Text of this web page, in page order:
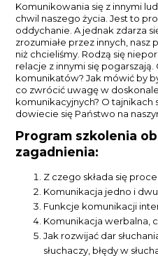
Komunikowania się z innymi
chwil naszego życia. Jest to
oddychanie. A jednak zdarza
zrozumiałe przez innych,
niż chcieliśmy. Rodzą się
relacje z innymi się pogarszają.
komunikatów? Jak mówić by
co zwrócić uwagę w
komunikacyjnych? O
dowiecie się Państwo na
Program szkolenia
zagadnienia:
Z czego składa się
Komunikacja jedno i
Funkcje komunikacji
Komunikacja werbalna,
Jak rozwijać dar
słuchaczy, błędy w